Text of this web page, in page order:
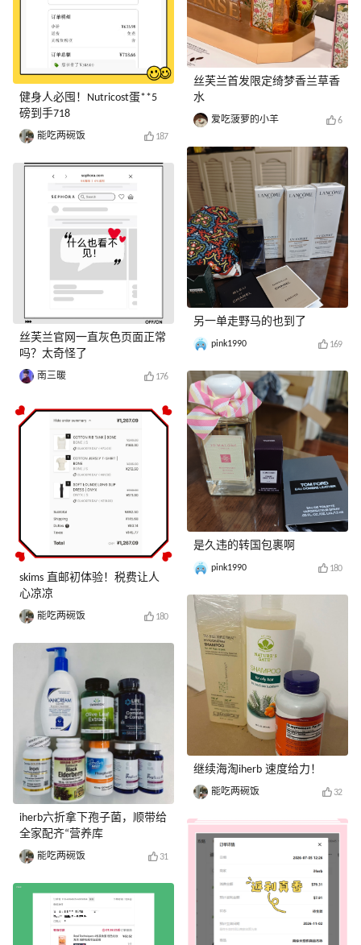
健身人必囤！Nutricost蛋**5
磅到手718
能吃两碗饭 187
丝芙兰官网一直灰色页面正常
吗？太奇怪了
南三暖 176
skims 直邮初体验！税费让人
心凉凉
能吃两碗饭 180
iherb六折拿下孢子菌，顺带给
全家配齐“营养库
能吃两碗饭 31
丝芙兰首发限定绮梦香兰草香
水
爱吃菠萝的小羊 6
另一单走野马的也到了
pink1990 169
是久违的转国包裹啊
pink1990 180
继续海淘iherb 速度给力！
能吃两碗饭 32